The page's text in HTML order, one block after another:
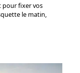
pour fixer vos
le matin,